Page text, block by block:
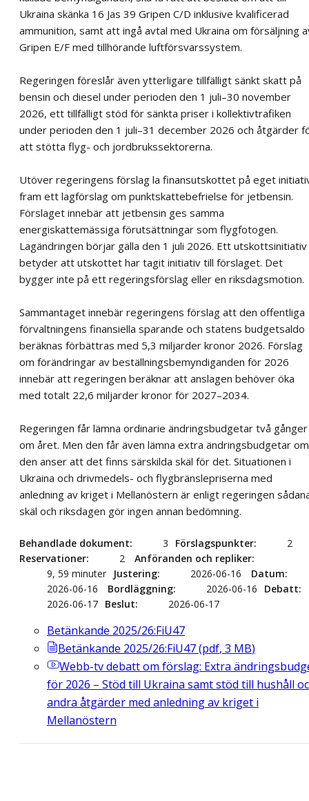
Ukraina skänka 16 Jas 39 Gripen C/D inklusive kvalificerad
ammunition, samt att ingå avtal med Ukraina om försäljning
Gripen E/F med tillhörande luftförsvarssystem.
Regeringen föreslår även ytterligare tillfälligt sänkt skatt på
bensin och diesel under perioden den 1 juli–30 november
2026, ett tillfälligt stöd för sänkta priser i kollektivtrafiken
under perioden den 1 juli–31 december 2026 och åtgärder
att stötta flyg- och jordbrukssektorerna.
Utöver regeringens förslag la finansutskottet på eget
fram ett lagförslag om punktskattebefrielse för jetbensin.
Förslaget innebär att jetbensin ges samma
energiskattemässiga förutsättningar som flygfotogen.
Lagändringen börjar gälla den 1 juli 2026. Ett utskottsinitiativ
betyder att utskottet har tagit initiativ till förslaget. Det
bygger inte på ett regeringsförslag eller en riksdagsmotion.
Sammantaget innebär regeringens förslag att den offentliga
förvaltningens finansiella sparande och statens budgetsaldo
beräknas förbättras med 5,3 miljarder kronor 2026. Förslag
om förändringar av beställningsbemyndiganden för 2026
innebär att regeringen beräknar att anslagen behöver öka
med totalt 22,6 miljarder kronor för 2027–2034.
Regeringen får lämna ordinarie ändringsbudgetar två gånger
om året. Men den får även lämna extra ändringsbudgetar om
den anser att det finns särskilda skäl för det. Situationen i
Ukraina och drivmedels- och flygbränslepriserna med
anledning av kriget i Mellanöstern är enligt regeringen
skäl och riksdagen gör ingen annan bedömning.
Behandlade dokument 3 Förslagspunkter
2
Reservationer
2
Anföranden och repliker
9, 59 minuter
Justering 2026-06-16
Datum
2026-06-16
Bordläggning 2026-06-16
Debatt
2026-06-17 Beslut 2026-06-17
Betänkande 2025/26:FiU47
Betänkande 2025/26:FiU47(pdf, 3 MB)
Webb-tvdebatt om förslag: Extra
för 2026 – Stöd till Ukraina samt stöd till hushåll
andra åtgärder med anledning av kriget i
Mellanöstern